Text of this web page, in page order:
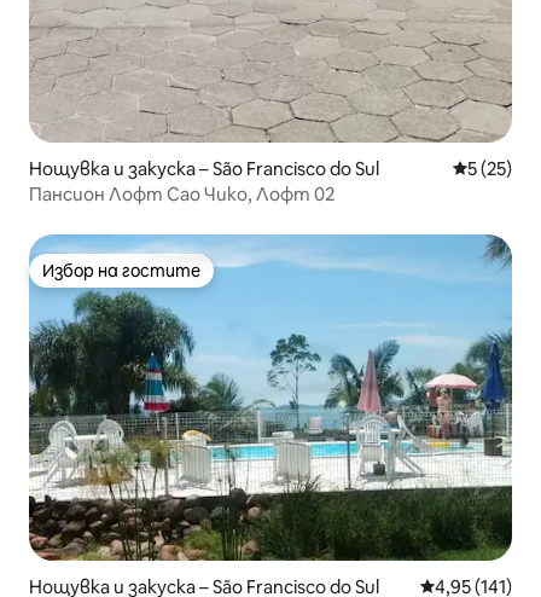
Нощувка и закуска – São Francisco do Sul Средна
5 (25)
Пансион Лофт Сао Чико, Лофт 02
Избор на гостите
Избор на гостите
Нощувка и закуска – São Francisco do Sul Средна
4,95 (141)